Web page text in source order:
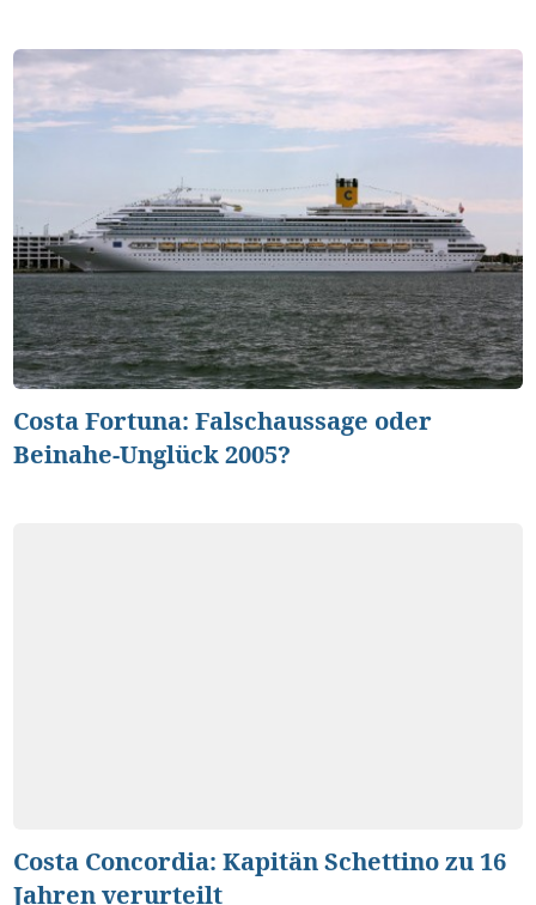
Costa Fortuna: Falschaussage oder
Beinahe-Unglück 2005?
Costa Concordia: Kapitän Schettino zu 16
Jahren verurteilt